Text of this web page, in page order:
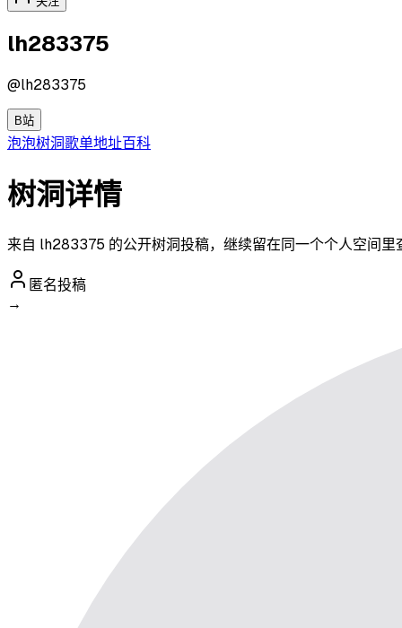
lh283375
@lh283375
B站
泡泡树洞歌单地址百科
树洞详情
来自 lh283375 的公开树洞投稿，继续留在同一个个人空间里
匿名投稿
→